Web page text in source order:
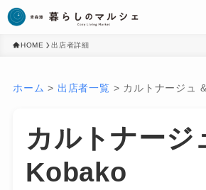
HOME 出店者詳細
ホーム > 出店者一覧 > カルトナージュ
カルトナージ
Kobako